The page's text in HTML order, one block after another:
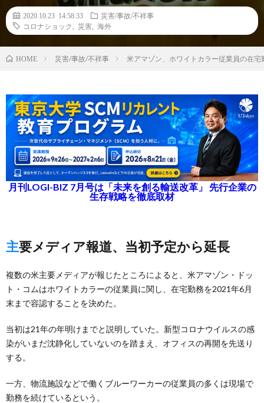
2020.10.23 14:58:33
災害/事故/不祥事
コロナショック
災害 海外
HOME 災害/事故/不祥事 米アマゾン、ホワイトカラー従業員の在
月刊LOGI-BIZ 7月号は「未来を創る輸送改革」 先行企業の
生存戦略を徹底取材
主要メディア報道、当初予定から延長
複数の米主要メディアが報じたところによると、米アマゾン・ドッ
ト・コムはホワイトカラーの従業員に関し、在宅勤務を2021年6月
末まで容認することを決めた。
当初は21年の年明けまでと説明していた。新型コロナウイルスの感
染がいまだ沈静化していないのを踏まえ、オフィスの再開を先送り
する。
一方、物流施設などで働くブルーワーカーの従業員の多くは現場で
勤務を続けているという。